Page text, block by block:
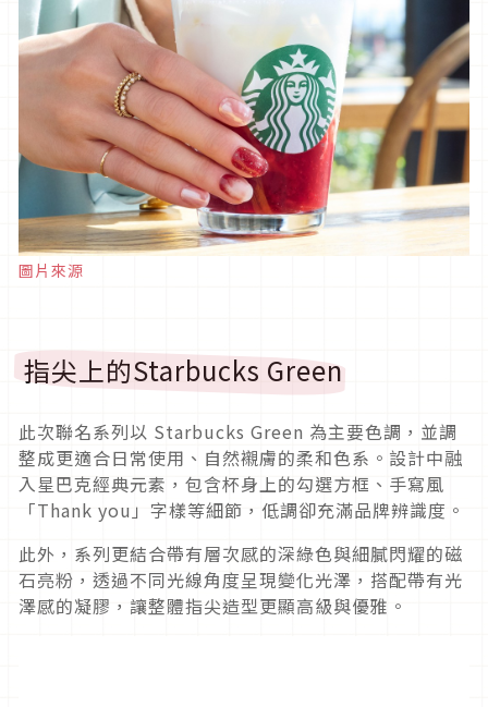
圖片來源
指尖上的Starbucks Green
此次聯名系列以 Starbucks Green 為主要色調，並調
整成更適合日常使用、自然襯膚的柔和色系。設計中融
入星巴克經典元素，包含杯身上的勾選方框、手寫風
「Thank you」字樣等細節，低調卻充滿品牌辨識度。
此外，系列更結合帶有層次感的深綠色與細膩閃耀的磁
石亮粉，透過不同光線角度呈現變化光澤，搭配帶有光
澤感的凝膠，讓整體指尖造型更顯高級與優雅。